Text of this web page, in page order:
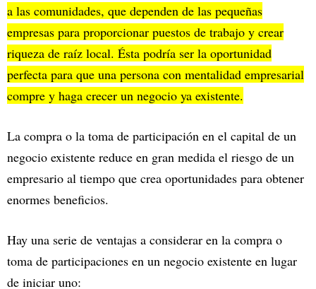
a las comunidades, que dependen de las pequeñas
empresas para proporcionar puestos de trabajo y crear
riqueza de raíz local. Ésta podría ser la oportunidad
perfecta para que una persona con mentalidad empresarial
compre y haga crecer un negocio ya existente.
La compra o la toma de participación en el capital de un
negocio existente reduce en gran medida el riesgo de un
empresario al tiempo que crea oportunidades para obtener
enormes beneficios.
Hay una serie de ventajas a considerar en la compra o
toma de participaciones en un negocio existente en lugar
de iniciar uno: